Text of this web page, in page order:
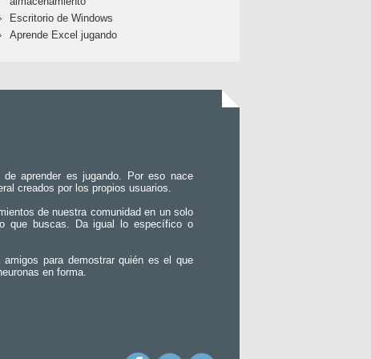
Escritorio de Windows
Aprende Excel jugando
aprender es jugando. Por eso nace
creados por los propios usuarios.
de nuestra comunidad en un solo
que buscas. Da igual lo específico o
para demostrar quién es el que
en forma.